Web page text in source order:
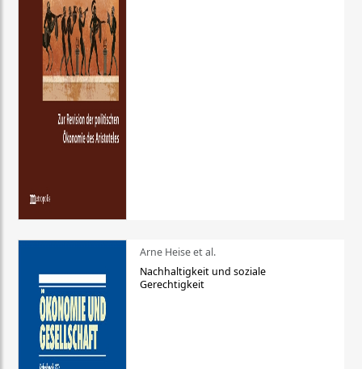
Arne Heise et al.
Nachhaltigkeit und soziale
Gerechtigkeit